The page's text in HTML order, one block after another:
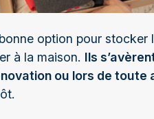
option pour
à la maison. Ils
ou lors de